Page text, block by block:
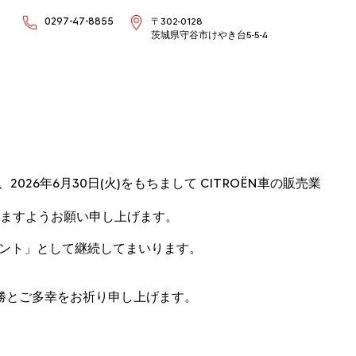
0297-47-8855
〒302-0128
茨城県守谷市けやき台5-5-4
2026年6月30日(火)をもちまして CITROËN車の販売業
すようお願い申し上げます。
」として継続してまいります。
ご多幸をお祈り申し上げます。